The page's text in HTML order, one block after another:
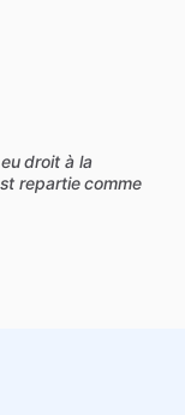
droit à la
repartie comme